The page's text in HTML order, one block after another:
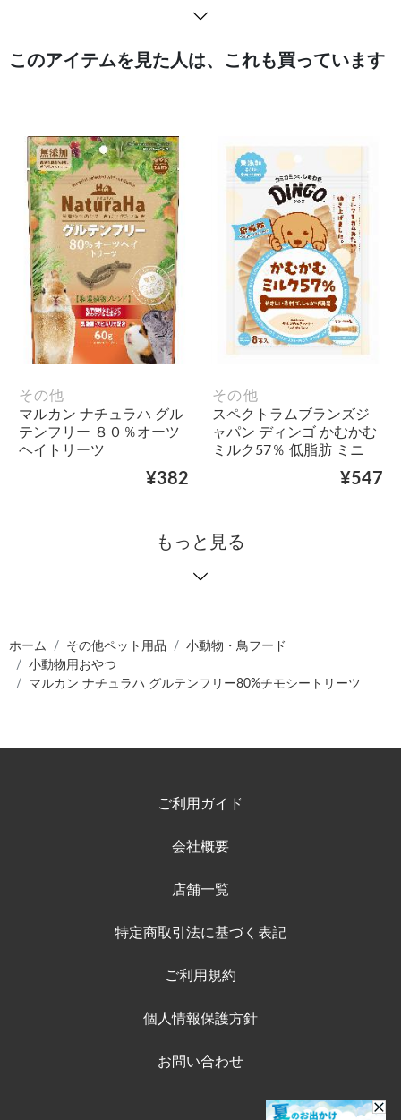
このアイテムを見た人は、これも買っています
その他
マルカン ナチュラハ グル
テンフリー ８０％オーツ
ヘイトリーツ
¥382
その他
スペクトラムブランズジ
ャパン ディンゴ かむかむ
ミルク57％ 低脂肪 ミニ
¥547
もっと見る
ホーム その他ペット用品
小動物・鳥フード
小動物用おやつ
マルカン ナチュラハ グルテンフリー80%チモシートリーツ
ご利用ガイド
会社概要
店舗一覧
特定商取引法に基づく表記
ご利用規約
個人情報保護方針
お問い合わせ